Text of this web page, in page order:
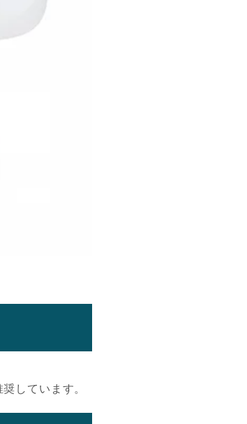
しています。